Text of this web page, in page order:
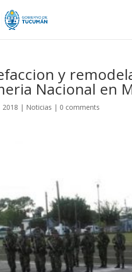
y
Nacional en
2018 | Noticias | 0 comments